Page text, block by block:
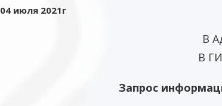
04 июля
В
В
Запрос